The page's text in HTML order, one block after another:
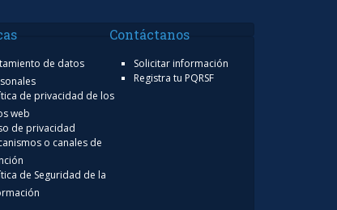
de datos
de privacidad de los
web
de privacidad
o canales de
de Seguridad de la
Contáctanos
Solicitar información
Registra tu PQRSF